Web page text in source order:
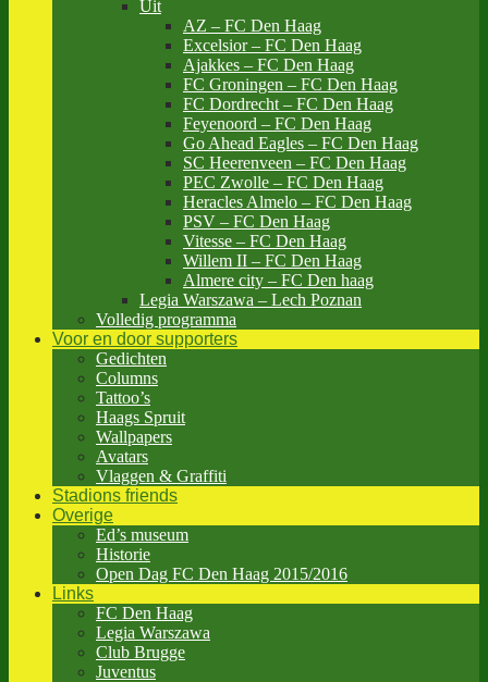
Uit
AZ – FC Den Haag
Excelsior – FC Den Haag
Ajakkes – FC Den Haag
FC Groningen – FC Den Haag
FC Dordrecht – FC Den Haag
Feyenoord – FC Den Haag
Go Ahead Eagles – FC Den Haag
SC Heerenveen – FC Den Haag
PEC Zwolle – FC Den Haag
Heracles Almelo – FC Den Haag
PSV – FC Den Haag
Vitesse – FC Den Haag
Willem II – FC Den Haag
Almere city – FC Den haag
Legia Warszawa – Lech Poznan
Volledig programma
Voor en door supporters
Gedichten
Columns
Tattoo’s
Haags Spruit
Wallpapers
Avatars
Vlaggen & Graffiti
Stadions friends
Overige
Ed’s museum
Historie
Open Dag FC Den Haag 2015/2016
Links
FC Den Haag
Legia Warszawa
Club Brugge
Juventus